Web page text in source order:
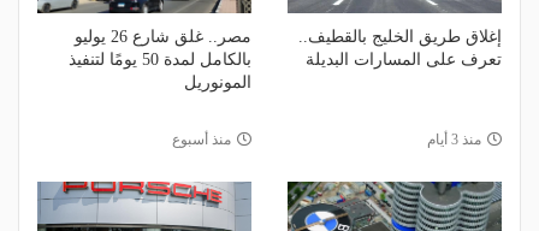
إغلاق طريق الخليج بالقطيف..
تعرف على المسارات البديلة
منذ 3 أيام
مصر.. غلق شارع 26 يوليو
بالكامل لمدة 50 يومًا لتنفيذ
المونوريل
منذ أسبوع